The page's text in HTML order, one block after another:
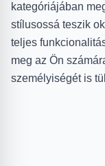
kategóriájában
stílusossá teszik
teljes
meg az Ön
személyiségét is